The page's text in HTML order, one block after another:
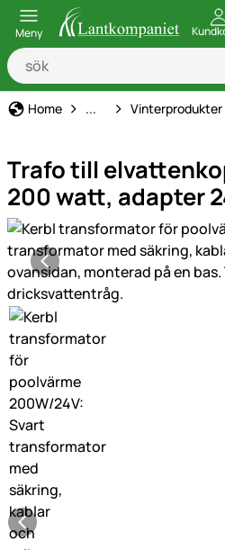
Meny
Home Hem, gård & stall
... Vinterprodukter
Trafo till
200 watt, adapter
Produktgaleri